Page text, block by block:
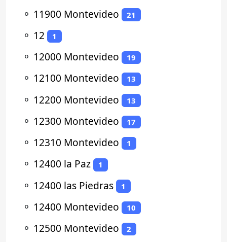
⚬ 11900 Montevideo 21
⚬ 12 1
⚬ 12000 Montevideo 19
⚬ 12100 Montevideo 13
⚬ 12200 Montevideo 13
⚬ 12300 Montevideo 17
⚬ 12310 Montevideo 1
⚬ 12400 la Paz 1
⚬ 12400 las Piedras 1
⚬ 12400 Montevideo 10
⚬ 12500 Montevideo 2